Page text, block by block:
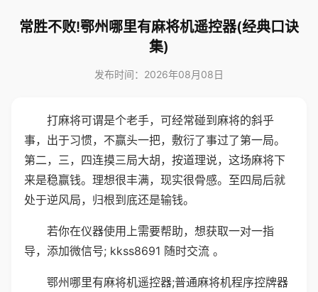
常胜不败!鄂州哪里有麻将机遥控器(经典口诀
集)
发布时间：2026年08月08日
打麻将可谓是个老手，可经常碰到麻将的斜乎
事，出于习惯，不赢头一把，敷衍了事过了第一局。
第二，三，四连摸三局大胡，按道理说，这场麻将下
来是稳赢钱。理想很丰满，现实很骨感。至四局后就
处于逆风局，归根到底还是输钱。
若你在仪器使用上需要帮助，想获取一对一指
导，添加微信号; kkss8691 随时交流 。
鄂州哪里有麻将机遥控器;普通麻将机程序控牌器